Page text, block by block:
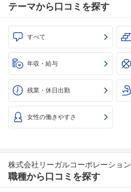
テーマから口コミを探す
すべて
年収・給与
残業・休日出勤
女性の働きやすさ
株式会社リーガルコーポレーション
職種から口コミを探す